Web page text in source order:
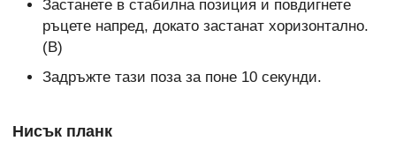
Застанете в стабилна позиция и повдигнете
ръцете напред, докато застанат хоризонтално.
(В)
Задръжте тази поза за поне 10 секунди.
Нисък планк